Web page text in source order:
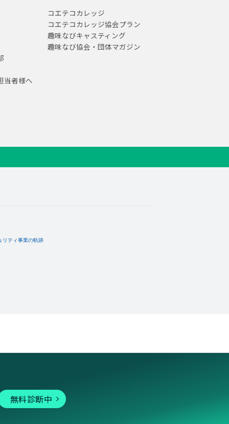
当者様へ
コエテコカレッジ
コエテコカレッジ協会プラン
趣味なびキャスティング
趣味なび協会・団体マガジン
無料診断中